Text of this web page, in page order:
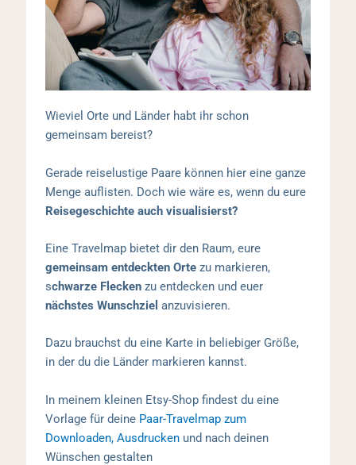
Wieviel Orte und Länder habt ihr schon
gemeinsam bereist?
Gerade reiselustige Paare können hier eine ganze
Menge auflisten. Doch wie wäre es, wenn du eure
Reisegeschichte auch visualisierst?
Eine Travelmap bietet dir den Raum, eure
gemeinsam entdeckten Ortezu markieren,
schwarze Flecken zu entdecken und euer
nächstes Wunschzielanzuvisieren.
Dazu brauchst du eine Karte in beliebiger Größe,
in der du die Länder markieren kannst.
In meinem kleinen Etsy-Shop findest du eine
Vorlage für deine Paar-Travelmap zum
Downloaden, Ausdrucken und nach deinen
Wünschen gestalten